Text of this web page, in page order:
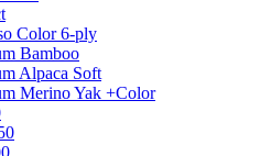
Color 6-ply
Bamboo
Alpaca Soft
Merino Yak +Color